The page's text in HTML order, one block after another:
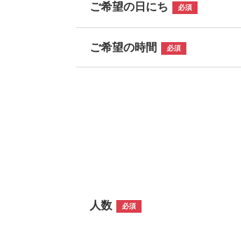
ご希望の日にち 必須
ご希望の時間 必須
人数 必須